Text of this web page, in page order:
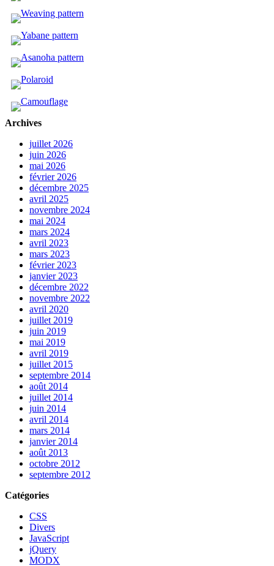
Archives
juillet 2026
juin 2026
mai 2026
février 2026
décembre 2025
avril 2025
novembre 2024
mai 2024
mars 2024
avril 2023
mars 2023
février 2023
janvier 2023
décembre 2022
novembre 2022
avril 2020
juillet 2019
juin 2019
mai 2019
avril 2019
juillet 2015
septembre 2014
août 2014
juillet 2014
juin 2014
avril 2014
mars 2014
janvier 2014
août 2013
octobre 2012
septembre 2012
Catégories
CSS
Divers
JavaScript
jQuery
MODX